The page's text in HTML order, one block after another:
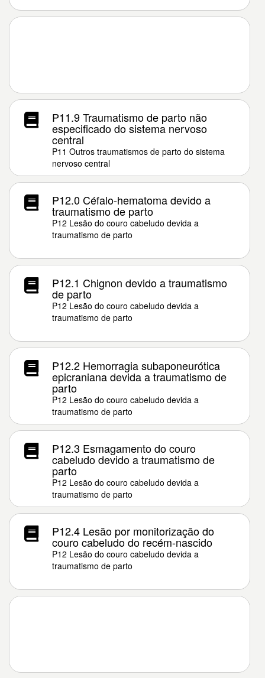
P11.9 Traumatismo de parto não
especificado do sistema nervoso
central
P11 Outros traumatismos de parto do sistema
nervoso central
P12.0 Céfalo-hematoma devido a
traumatismo de parto
P12 Lesão do couro cabeludo devida a
traumatismo de parto
P12.1 Chignon devido a traumatismo
de parto
P12 Lesão do couro cabeludo devida a
traumatismo de parto
P12.2 Hemorragia subaponeurótica
epicraniana devida a traumatismo de
parto
P12 Lesão do couro cabeludo devida a
traumatismo de parto
P12.3 Esmagamento do couro
cabeludo devido a traumatismo de
parto
P12 Lesão do couro cabeludo devida a
traumatismo de parto
P12.4 Lesão por monitorização do
couro cabeludo do recém-nascido
P12 Lesão do couro cabeludo devida a
traumatismo de parto